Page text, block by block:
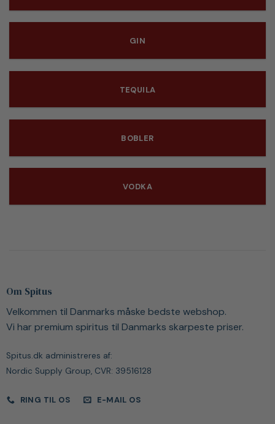
GIN
TEQUILA
BOBLER
VODKA
Om Spitus
Velkommen til Danmarks måske bedste webshop.
Vi har premium spiritus til Danmarks skarpeste priser.
Spitus.dk administreres af:
Nordic Supply Group, CVR: 39516128
RING TIL OS E-MAIL OS